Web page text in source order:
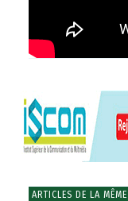
ARTICLES DE LA